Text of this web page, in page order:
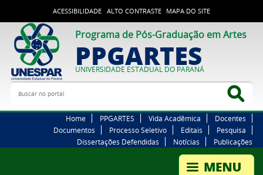
ACESSIBILIDADE ALTO CONTRASTE MAPA DO SITE
Programa de Pós-Graduação em Artes
PPGARTES
UNIVERSIDADE ESTADUAL DO PARANÁ
Buscar no portal
Home PPGARTES Vida Acadêmica
Docentes
Documentos
Processo Seletivo Editais
Pesquisa
Dissertações Defendidas
Notícias Publicações